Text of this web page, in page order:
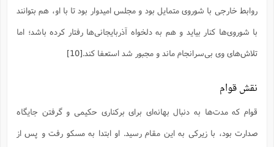
روابط خارجی با شوروی متمایل بود و مجلس امیدوار بود تا با او، هم بتوانند
با شوروی‌ها کنار بیاید و هم به دلخواه آذربایجانی‌ها رفتار کرده باشد؛ اما
تلاش‌های وی بی‌سرانجام ماند و مجبور شد استعفا کند.[10]
نقش قوام
قوام که مدت‌ها به دنبال بهانه‌ای برای برکناری حکیمی و گرفتن جایگاه
صدارت بود، با زیرکی به این مقام رسید. او ابتدا به مسکو رفت و پس از